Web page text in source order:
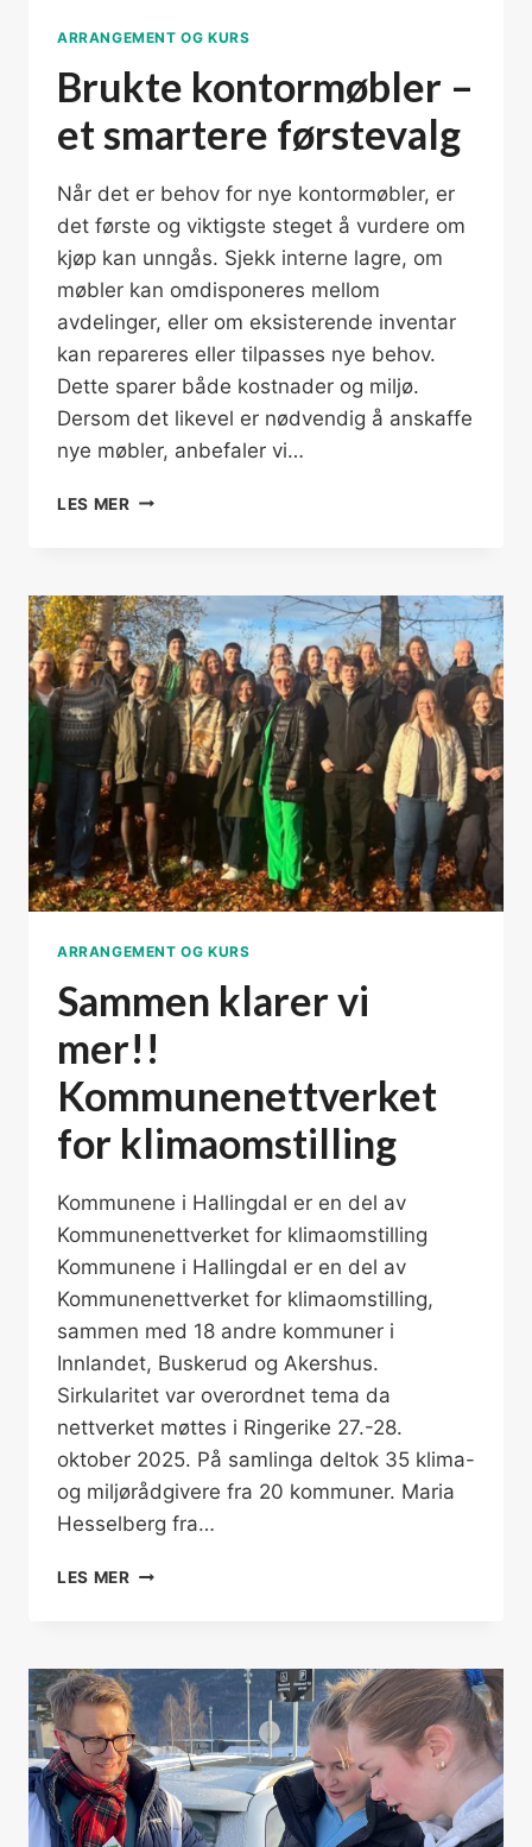
ARRANGEMENT OG KURS
Brukte kontormøbler –
et smartere førstevalg
Når det er behov for nye kontormøbler, er
det første og viktigste steget å vurdere om
kjøp kan unngås. Sjekk interne lagre, om
møbler kan omdisponeres mellom
avdelinger, eller om eksisterende inventar
kan repareres eller tilpasses nye behov.
Dette sparer både kostnader og miljø.
Dersom det likevel er nødvendig å anskaffe
nye møbler, anbefaler vi…
LES MERBRUKTE
SMARTERE
FØRSTEVALG
ARRANGEMENT OG KURS
Sammen klarer vi
mer!!
Kommunenettverket
for klimaomstilling
Kommunene i Hallingdal er en del av
Kommunenettverket for klimaomstilling
Kommunene i Hallingdal er en del av
Kommunenettverket for klimaomstilling,
sammen med 18 andre kommuner i
Innlandet, Buskerud og Akershus.
Sirkularitet var overordnet tema da
nettverket møttes i Ringerike 27.-28.
oktober 2025. På samlinga deltok 35 klima-
og miljørådgivere fra 20 kommuner. Maria
Hesselberg fra…
LES MERSAMMEN
KOMMUNENETTVERKET
FOR
KLIMAOMSTILLING